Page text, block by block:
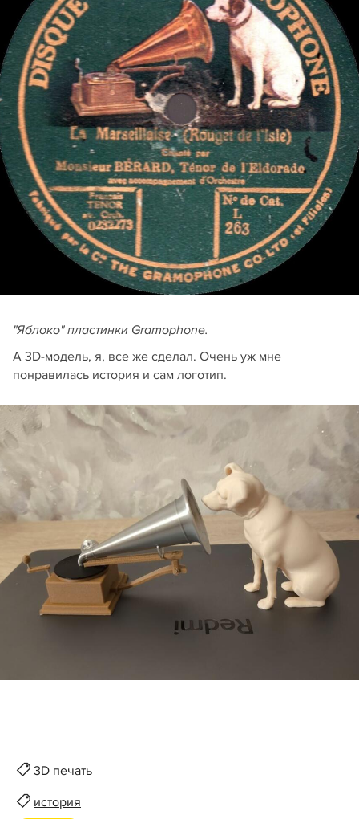
"Яблоко" пластинки Gramophone.
А 3D-модель, я, все же сделал. Очень уж мне
понравилась история и сам логотип.
3D печать
история